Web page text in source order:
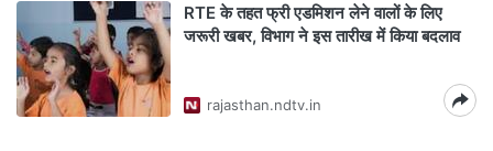
RTE के तहत फ्री एडमिशन लेने वालों के लिए
जरूरी खबर, विभाग ने इस तारीख में किया बदलाव
rajasthan.ndtv.in